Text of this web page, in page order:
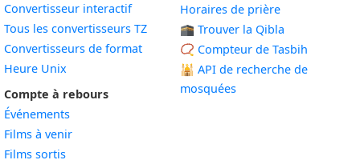
Convertisseur interactif
Tous les convertisseurs TZ
Convertisseurs de format
Heure Unix
Compte à rebours
Événements
Films à venir
Films sortis
Horaires de prière
🕋 Trouver la Qibla
📿 Compteur de Tasbih
🕌 API de recherche de
mosquées